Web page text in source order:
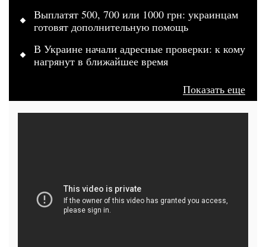
Выплатят 500, 700 или 1000 грн: украинцам
готовят дополнительную помощь
В Украине начали адресные проверки: к кому
нагрянут в ближайшее время
Показать еще